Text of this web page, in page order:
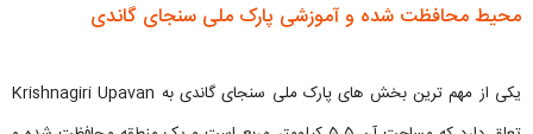
محیط محافظت شده و آموزشی پارک ملی سنجای گاندی
یکی از مهم ترین بخش های پارک ملی سنجای گاندی به Krishnagiri Upavan